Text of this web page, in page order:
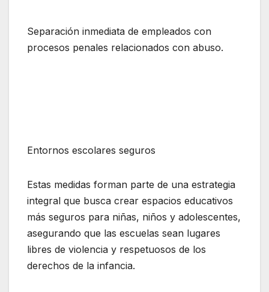
Separación inmediata de empleados con
procesos penales relacionados con abuso.
Entornos escolares seguros
Estas medidas forman parte de una estrategia
integral que busca crear espacios educativos
más seguros para niñas, niños y adolescentes,
asegurando que las escuelas sean lugares
libres de violencia y respetuosos de los
derechos de la infancia.